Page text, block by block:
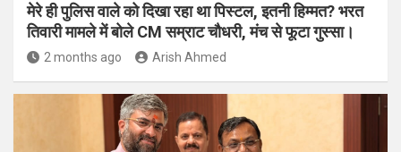
मेरे ही पुलिस वाले को दिखा रहा था पिस्टल, इतनी हिम्मत? भरत
तिवारी मामले में बोले CM सम्राट चौधरी, मंच से फूटा गुस्सा।
2 months ago Arish Ahmed